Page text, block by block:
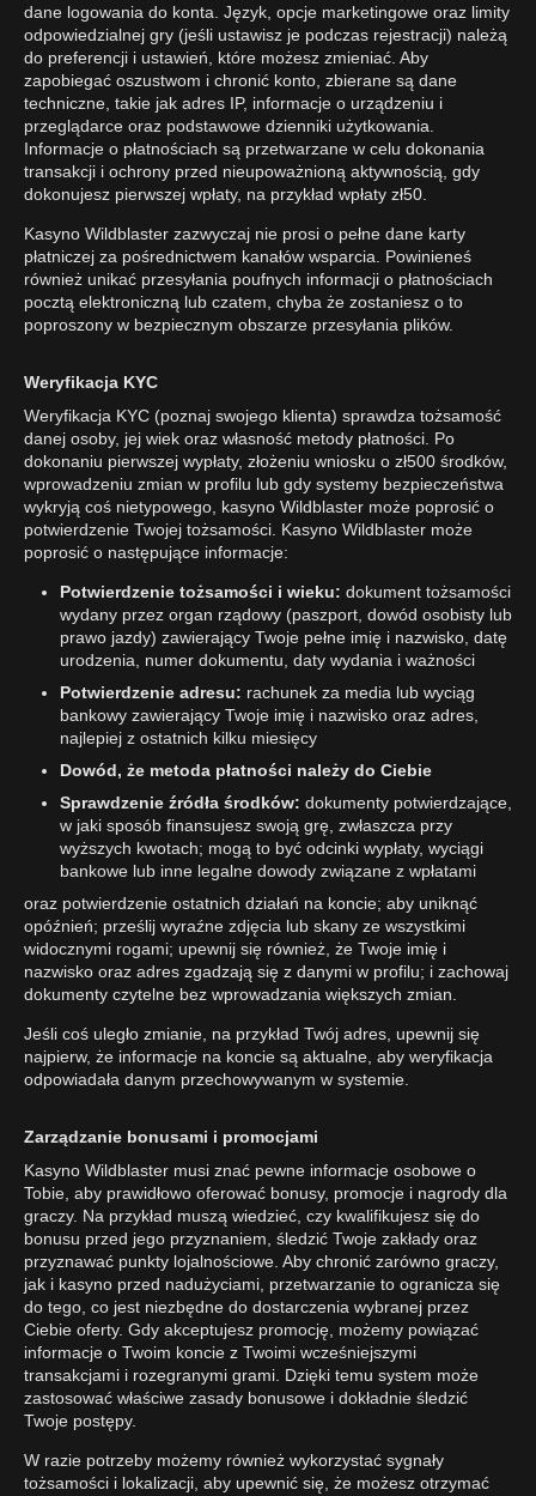
dane logowania do konta. Język, opcje marketingowe oraz limity
odpowiedzialnej gry (jeśli ustawisz je podczas rejestracji) należą
do preferencji i ustawień, które możesz zmieniać. Aby
zapobiegać oszustwom i chronić konto, zbierane są dane
techniczne, takie jak adres IP, informacje o urządzeniu i
przeglądarce oraz podstawowe dzienniki użytkowania.
Informacje o płatnościach są przetwarzane w celu dokonania
transakcji i ochrony przed nieupoważnioną aktywnością, gdy
dokonujesz pierwszej wpłaty, na przykład wpłaty zł50.
Kasyno Wildblaster zazwyczaj nie prosi o pełne dane karty
płatniczej za pośrednictwem kanałów wsparcia. Powinieneś
również unikać przesyłania poufnych informacji o płatnościach
pocztą elektroniczną lub czatem, chyba że zostaniesz o to
poproszony w bezpiecznym obszarze przesyłania plików.
Weryfikacja KYC
Weryfikacja KYC (poznaj swojego klienta) sprawdza tożsamość
danej osoby, jej wiek oraz własność metody płatności. Po
dokonaniu pierwszej wypłaty, złożeniu wniosku o zł500 środków,
wprowadzeniu zmian w profilu lub gdy systemy bezpieczeństwa
wykryją coś nietypowego, kasyno Wildblaster może poprosić o
potwierdzenie Twojej tożsamości. Kasyno Wildblaster może
poprosić o następujące informacje:
Potwierdzenie tożsamości i wieku: dokument tożsamości
wydany przez organ rządowy (paszport, dowód osobisty lub
prawo jazdy) zawierający Twoje pełne imię i nazwisko, datę
urodzenia, numer dokumentu, daty wydania i ważności
Potwierdzenie adresu: rachunek za media lub wyciąg
bankowy zawierający Twoje imię i nazwisko oraz adres,
najlepiej z ostatnich kilku miesięcy
Dowód, że metoda płatności należy do Ciebie
Sprawdzenie źródła środków: dokumenty potwierdzające,
w jaki sposób finansujesz swoją grę, zwłaszcza przy
wyższych kwotach; mogą to być odcinki wypłaty, wyciągi
bankowe lub inne legalne dowody związane z wpłatami
oraz potwierdzenie ostatnich działań na koncie; aby uniknąć
opóźnień; prześlij wyraźne zdjęcia lub skany ze wszystkimi
widocznymi rogami; upewnij się również, że Twoje imię i
nazwisko oraz adres zgadzają się z danymi w profilu; i zachowaj
dokumenty czytelne bez wprowadzania większych zmian.
Jeśli coś uległo zmianie, na przykład Twój adres, upewnij się
najpierw, że informacje na koncie są aktualne, aby weryfikacja
odpowiadała danym przechowywanym w systemie.
Zarządzanie bonusami i promocjami
Kasyno Wildblaster musi znać pewne informacje osobowe o
Tobie, aby prawidłowo oferować bonusy, promocje i nagrody dla
graczy. Na przykład muszą wiedzieć, czy kwalifikujesz się do
bonusu przed jego przyznaniem, śledzić Twoje zakłady oraz
przyznawać punkty lojalnościowe. Aby chronić zarówno graczy,
jak i kasyno przed nadużyciami, przetwarzanie to ogranicza się
do tego, co jest niezbędne do dostarczenia wybranej przez
Ciebie oferty. Gdy akceptujesz promocję, możemy powiązać
informacje o Twoim koncie z Twoimi wcześniejszymi
transakcjami i rozegranymi grami. Dzięki temu system może
zastosować właściwe zasady bonusowe i dokładnie śledzić
Twoje postępy.
W razie potrzeby możemy również wykorzystać sygnały
tożsamości i lokalizacji, aby upewnić się, że możesz otrzymać